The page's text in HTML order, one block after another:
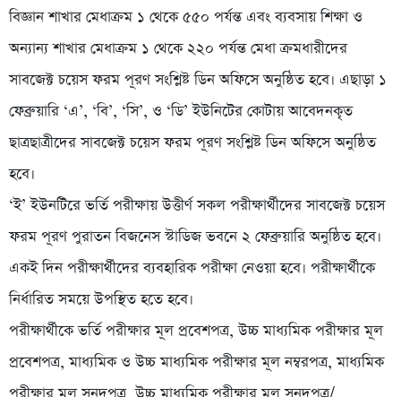
বিজ্ঞান শাখার মেধাক্রম ১ থেকে ৫৫০ পর্যন্ত এবং ব্যবসায় শিক্ষা ও
অন্যান্য শাখার মেধাক্রম ১ থেকে ২২০ পর্যন্ত মেধা ক্রমধারীদের
সাবজেক্ট চয়েস ফরম পূরণ সংশ্লিষ্ট ডিন অফিসে অনুষ্ঠিত হবে। এছাড়া ১
ফেব্রুয়ারি ‘এ’, ‘বি’, ‘সি’, ও ‘ডি’ ইউনিটের কোটায় আবেদনকৃত
ছাত্রছাত্রীদের সাবজেক্ট চয়েস ফরম পূরণ সংশ্লিষ্ট ডিন অফিসে অনুষ্ঠিত
হবে।
‘ই’ ইউনটিরে ভর্তি পরীক্ষায় উত্তীর্ণ সকল পরীক্ষার্থীদের সাবজেক্ট চয়েস
ফরম পূরণ পুরাতন বিজনেস স্টাডিজ ভবনে ২ ফেব্রুয়ারি অনুষ্ঠিত হবে।
একই দিন পরীক্ষার্থীদের ব্যবহারিক পরীক্ষা নেওয়া হবে। পরীক্ষার্থীকে
নির্ধারিত সময়ে উপস্থিত হতে হবে।
পরীক্ষার্থীকে ভর্তি পরীক্ষার মূল প্রবেশপত্র, উচ্চ মাধ্যমিক পরীক্ষার মূল
প্রবেশপত্র, মাধ্যমিক ও উচ্চ মাধ্যমিক পরীক্ষার মূল নম্বরপত্র, মাধ্যমিক